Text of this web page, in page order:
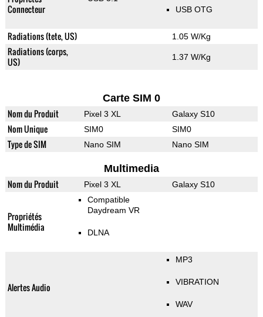
Connecteur
USB OTG
Radiations (tete, US) 1.05 W/Kg
Radiations (corps,
US)
1.37 W/Kg
Carte SIM 0
Nom du Produit Pixel 3 XL Galaxy S10
Nom Unique SIM0 SIM0
Type de SIM Nano SIM Nano SIM
Multimedia
Nom du Produit Pixel 3 XL Galaxy S10
Propriétés
Multimédia
Compatible
Daydream VR
DLNA
Alertes Audio
MP3
VIBRATION
WAV